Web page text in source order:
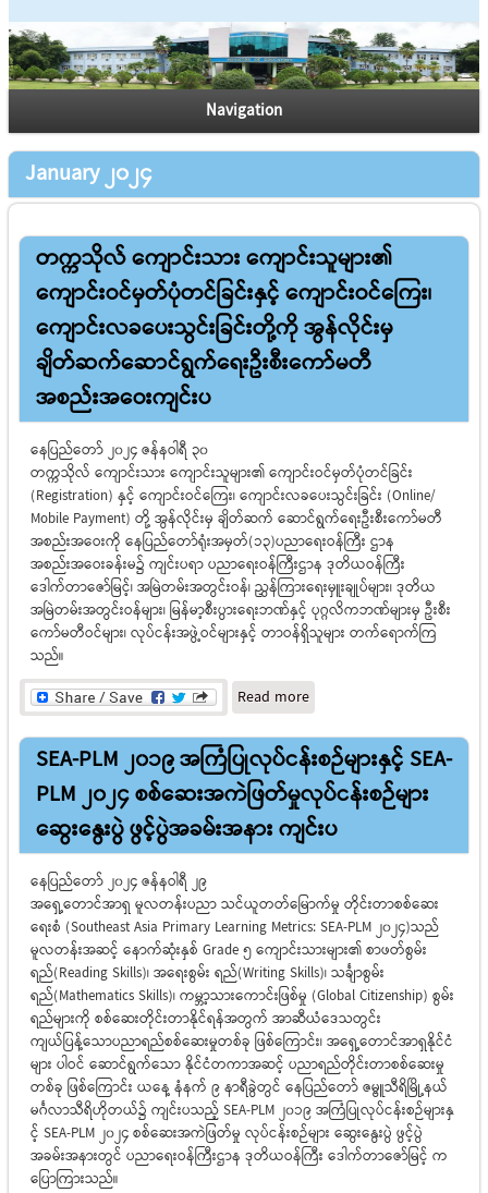
Navigation
January 2024
တက္ကသိုလ် ကျောင်းသား ကျောင်းသူများ၏
ကျောင်းဝင်မှတ်ပုံတင်ခြင်းနှင့် ကျောင်းဝင်ကြေး၊
ကျောင်းလခပေးသွင်းခြင်းတို့ကို အွန်လိုင်းမှ
ချိတ်ဆက်ဆောင်ရွက်ရေးဦးစီးကော်မတီ
အစည်းအဝေးကျင်းပ
နေပြည်တော် ၂၀၂၄ ဇန်နဝါရီ ၃၀
တက္ကသိုလ် ကျောင်းသား ကျောင်းသူများ၏ ကျောင်းဝင်မှတ်ပုံတင်ခြင်း
(Registration) နှင့် ကျောင်းဝင်ကြေး၊ ကျောင်းလခပေးသွင်းခြင်း (Online/
Mobile Payment) တို့ အွန်လိုင်းမှ ချိတ်ဆက် ဆောင်ရွက်ရေးဦးစီးကော်မတီ
အစည်းအဝေးကို နေပြည်တော်ရုံးအမှတ်(၁၃)ပညာရေးဝန်ကြီး ဌာန
အစည်းအဝေးခန်းမ၌ ကျင်းပရာ ပညာရေးဝန်ကြီးဌာန ဒုတိယဝန်ကြီး
ဒေါက်တာဇော်မြင့်၊ အမြဲတမ်းအတွင်းဝန်၊ ညွှန်ကြားရေးမှူးချုပ်များ၊ ဒုတိယ
အမြဲတမ်းအတွင်းဝန်များ၊ မြန်မာ့စီးပွားရေးဘဏ်နှင့် ပုဂ္ဂလိကဘဏ်များမှ ဦးစီး
ကော်မတီဝင်များ၊ လုပ်ငန်းအဖွဲ့ဝင်များနှင့် တာဝန်ရှိသူများ တက်ရောက်ကြ
သည်။
Read moreabout တက္ကသိုလ်
ကျောင်းသား ကျောင်းသူ
များ၏ ကျောင်းဝင်မှတ်ပုံတင်
ခြင်းနှင့် ကျောင်းဝင်ကြေး၊
ကျောင်းလခပေးသွင်းခြင်းတို့
ကို အွန်လိုင်းမှ ချိတ်ဆက်
ဆောင်ရွက်ရေးဦးစီးကော်မတီ
အစည်းအဝေးကျင်းပ
SEA-PLM 2019 အကြံပြုလုပ်ငန်းစဉ်များနှင့် SEA-
PLM 2024 စစ်ဆေးအကဲဖြတ်မှုလုပ်ငန်းစဉ်များ
ဆွေးနွေးပွဲ ဖွင့်ပွဲအခမ်းအနား ကျင်းပ
နေပြည်တော် ၂၀၂၄ ဇန်နဝါရီ ၂၉
အရှေ့တောင်အာရှ မူလတန်းပညာ သင်ယူတတ်မြောက်မှု တိုင်းတာစစ်ဆေး
ရေးစံ (Southeast Asia Primary Learning Metrics: SEA-PLM 2024)သည်
မူလတန်းအဆင့် နောက်ဆုံးနှစ် Grade 5 ကျောင်းသားများ၏ စာဖတ်စွမ်း
ရည်(Reading Skills)၊ အရေးစွမ်း ရည်(Writing Skills)၊ သင်္ချာစွမ်း
ရည်(Mathematics Skills)၊ ကမ္ဘာ့သားကောင်းဖြစ်မှု (Global Citizenship) စွမ်း
ရည်များကို စစ်ဆေးတိုင်းတာနိုင်ရန်အတွက် အာဆီယံဒေသတွင်း
ကျယ်ပြန့်သောပညာရည်စစ်ဆေးမှုတစ်ခု ဖြစ်ကြောင်း၊ အရှေ့တောင်အာရှနိုင်ငံ
များ ပါဝင် ဆောင်ရွက်သော နိုင်ငံတကာအဆင့် ပညာရည်တိုင်းတာစစ်ဆေးမှု
တစ်ခု ဖြစ်ကြောင်း ယနေ့ နံနက် ၉ နာရီခွဲတွင် နေပြည်တော် ဇမ္ဗူသီရိမြို့နယ်
မင်္ဂလာသီရိဟိုတယ်၌ ကျင်းပသည့် SEA-PLM 2019 အကြံပြုလုပ်ငန်းစဉ်များနှ
င့် SEA-PLM 2024 စစ်ဆေးအကဲဖြတ်မှု လုပ်ငန်းစဉ်များ ဆွေးနွေးပွဲ ဖွင့်ပွဲ
အခမ်းအနားတွင် ပညာရေးဝန်ကြီးဌာန ဒုတိယဝန်ကြီး ဒေါက်တာဇော်မြင့် က
ပြောကြားသည်။